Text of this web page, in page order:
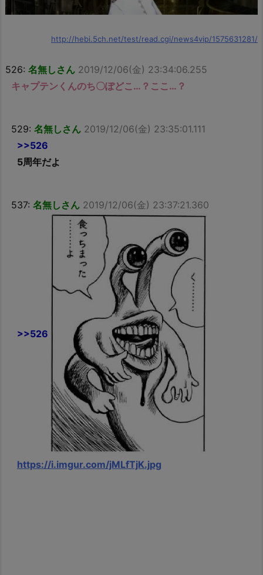
http://hebi.5ch.net/test/read.cgi/news4vip/1575631281/
526: 名無しさん 2019/12/06(金) 23:34:06.255
キャプテンくんのち〇ぽどこ…？ここ…？
529: 名無しさん 2019/12/06(金) 23:35:01.111
>>526
5周年だよ
537: 名無しさん 2019/12/06(金) 23:37:21.360
>>526
https://i.imgur.com/jMLfTjK.jpg